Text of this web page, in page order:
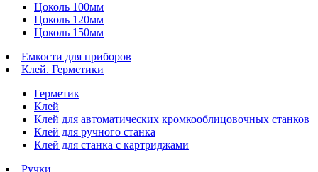
Цоколь 100мм
Цоколь 120мм
Цоколь 150мм
Емкости для приборов
Клей. Герметики
Герметик
Клей
Клей для автоматических кромкооблицовочных станков
Клей для ручного станка
Клей для станка с картриджами
Ручки